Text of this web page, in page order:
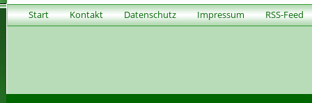
Start Kontakt Datenschutz Impressum RSS-Feed